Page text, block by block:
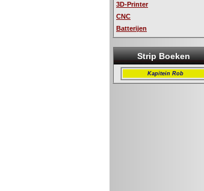
3D-Printer
CNC
Batterijen
Strip Boeken
Kapitein Rob